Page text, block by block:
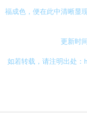
福成色，便在此中清晰显现
更新时
如若转载，请注明出处